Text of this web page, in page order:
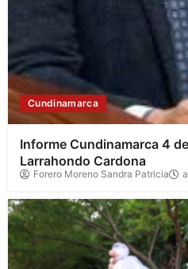
Cundinamarca
Informe Cundinamarca 4
Larrahondo Cardona
Forero Moreno Sandra Patricia